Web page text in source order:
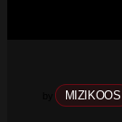
MIZIKOOS